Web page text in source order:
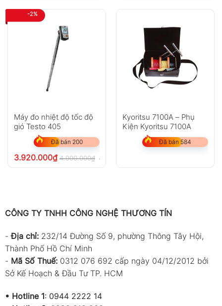
-2%
Máy đo nhiệt độ tốc độ
gió Testo 405
Đã bán 200
3.920.000₫ 4.000.000₫ chưa VAT 8%
Kyoritsu 7100A – Phụ
Kiện Kyoritsu 7100A
Đã bán 584
CÔNG TY TNHH CÔNG NGHỆ THƯƠNG TÍN
-Địa chỉ: 232/14 Đường Số 9, phường Thông Tây Hội,
Thành Phố Hồ Chí Minh
- Mã Số Thuế: 0312 076 692 cấp ngày 04/12/2012 bởi
Sở Kế Hoạch & Đầu Tư TP. HCM
• Hotline 1: 0944 2222 14